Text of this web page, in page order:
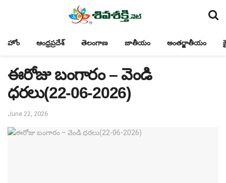
హోం ఆంధ్రప్రదేశ్ తెలంగాణ జాతీయం అంతర్జాతీయం
ఈరోజు బంగారం – వెండి
ధరలు(22-06-2026)
June 22, 2026